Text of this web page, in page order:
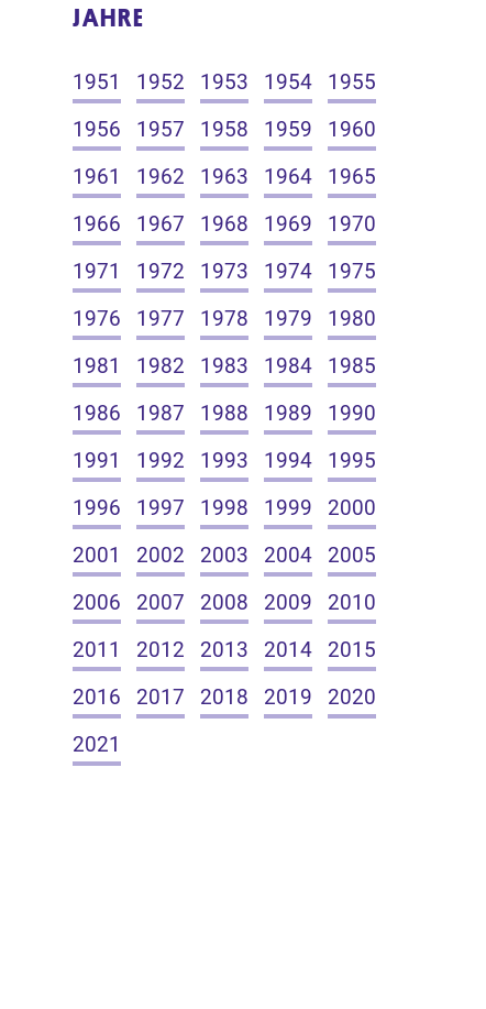
JAHRE
1951 1952 1953 1954
1955
1956
1957 1958 1959
1960
1961
1962 1963 1964
1965
1966
1967 1968 1969
1970
1971
1972 1973 1974
1975
1976
1977 1978 1979
1980
1981
1982 1983 1984
1985
1986
1987 1988 1989
1990
1991
1992 1993 1994
1995
1996
1997 1998 1999
2000
2001
2002 2003 2004
2005
2006
2007 2008 2009
2010
2011
2012 2013 2014
2015
2016
2017 2018 2019
2020
2021